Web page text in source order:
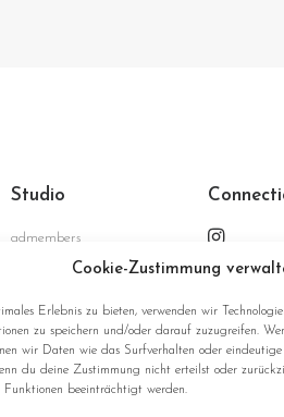
Cookie-Zustimmung
Erlebnis zu bieten, verwenden wir
zu speichern und/oder darauf zuzugreifen.
wir Daten wie das Surfverhalten oder
du deine Zustimmung nicht erteilst oder
beeinträchtigt werden.
Studio
admembers
advertising GmbH
D-47805 Krefeld
Germany